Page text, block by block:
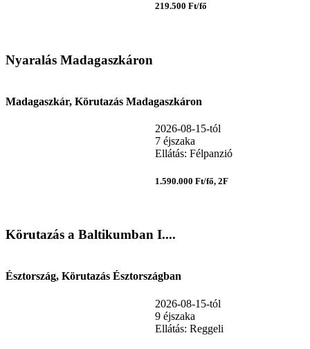
219.500 Ft/fő
Nyaralás Madagaszkáron
Madagaszkár, Körutazás Madagaszkáron
2026-08-15-tól
7 éjszaka
Ellátás: Félpanzió
1.590.000 Ft/fő, 2F
Körutazás a Baltikumban I....
Észtország, Körutazás Észtországban
2026-08-15-tól
9 éjszaka
Ellátás: Reggeli